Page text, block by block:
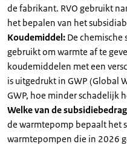
de fabrikant. RVO gebruikt
het bepalen van het
Koudemiddel: De
gebruikt om warmte af te
koudemiddelen met een
is uitgedrukt in GWP (Global
GWP, hoe minder schadelijk
Welke van de
de warmtepomp bepaalt het
warmtepompen die in 2026